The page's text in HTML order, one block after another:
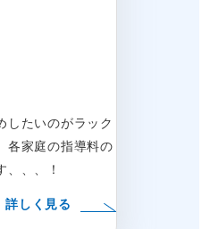
したいのがラック
各家庭の指導料の
、、、！
詳しく見る